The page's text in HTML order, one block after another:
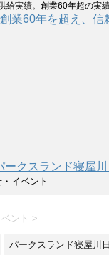
給実績。創業60年超の実
業60年を超え、信
ークスランド寝屋
イベント
ント >
パークスランド寝屋川